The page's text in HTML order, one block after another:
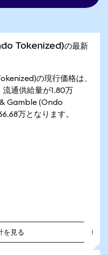
Tokenized)の最新
の現行価格は、
通供給量が1.80万
Gamble (Ondo
万となります。
を見る